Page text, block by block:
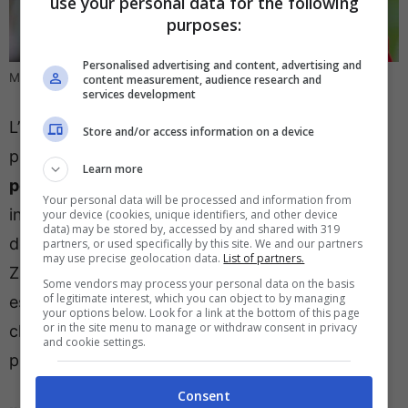
Milan, rinnovo ad un passo (Ansa Foto) – direttagoal.it
L’esterno belga, tornato al Milan dopo due anni in
prestito tra Bologna e Milan, al momento
percepisce un milione di euro all’anno
ingaggio basso se si va a paragonare con il resto
della rosa, paragonabile a quello che prende
Zachary Athekame, giovane svizzero prelevato in
estate dallo Young Boys e molto vicino a quello
che è lo stipendio di Pietro Terracciano, secondo
portiere della squadra di Massimiliano Allegri.
purposes:
Personalised advertising and content, advertising and
content measurement, audience research and
services development
Store and/or access information on a device
Learn more
Your personal data will be processed and information from
your device (cookies, unique identifiers, and other device
data) may be stored by, accessed by and shared with 319
partners, or used specifically by this site. We and our partners
may use precise geolocation data. List of partners.
Some vendors may process your personal data on the basis
of legitimate interest, which you can object to by managing
your options below. Look for a link at the bottom of this page
or in the site menu to manage or withdraw consent in privacy
and cookie settings.
Consent